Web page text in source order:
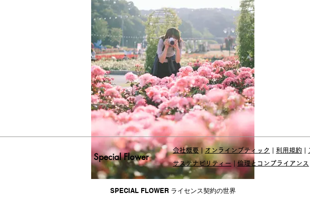
SPECIAL FLOWER ライセンス契約の世界
Special Flower
会社概要 |オンラインブティック 利用規約
サステナビリティー
倫理とコンプライアンス